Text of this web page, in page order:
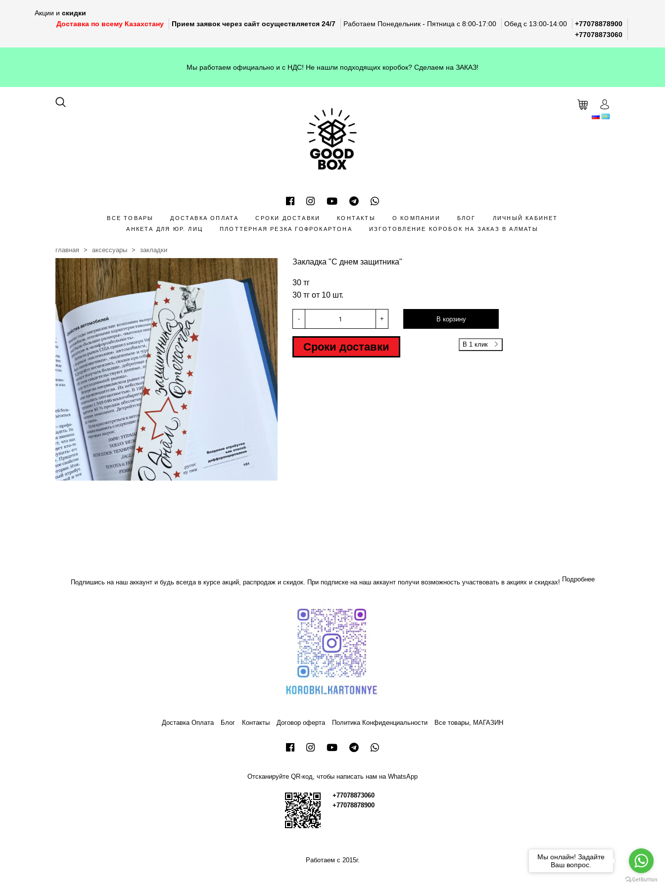
Акции и скидки
Доставка по всему Казахстану
Прием заявок через сайт осуществляется 24/7 Работаем Понедельник - Пятница с 8:00-17:00 Обед с 13:00-14:00
+77078878900
+77078873060
Мы работаем официально и с НДС! Не нашли подходящих коробок? Сделаем на ЗАКАЗ!
ВСЕ ТОВАРЫ ДОСТАВКА ОПЛАТА СРОКИ ДОСТАВКИ КОНТАКТЫ О КОМПАНИИ БЛОГ
ЛИЧНЫЙ КАБИНЕТ
АНКЕТА ДЛЯ ЮР. ЛИЦ
ПЛОТТЕРНАЯ РЕЗКА ГОФРОКАРТОНА ИЗГОТОВЛЕНИЕ КОРОБОК НА ЗАКАЗ В АЛМАТЫ
главная аксессуары закладки
Закладка "С днем защитника"
30 тг
30 тг от 10 шт.
- + В корзину
Сроки доставки В 1 клик
Подпишись на наш аккаунт и будь всегда в курсе акций, распродаж и скидок. При подписке на наш аккаунт получи возможность участвовать в акциях и скидках! Подробнее
Доставка Оплата Блог Контакты Договор оферта Политика Конфиденциальности Все товары, МАГАЗИН
Отсканируйте QR-код, чтобы написать нам на WhatsApp
+77078873060
+77078878900
Работаем с 2015г.
Мы онлайн! Задайте
Ваш вопрос.